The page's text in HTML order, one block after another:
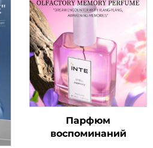
Парфюм
воспоминаний